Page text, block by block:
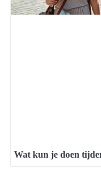
Wat kun je doen